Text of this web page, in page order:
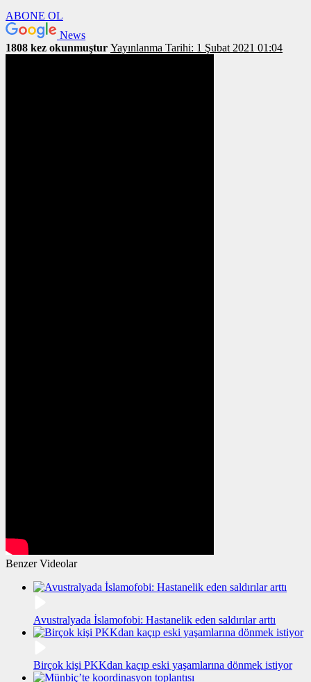
ABONE OL
News
1808 kez okunmuştur Yayınlanma Tarihi: 1 Şubat 2021 01:04
Benzer Videolar
Avustralyada İslamofobi: Hastanelik eden saldırılar arttı
Birçok kişi PKKdan kaçıp eski yaşamlarına dönmek istiyor